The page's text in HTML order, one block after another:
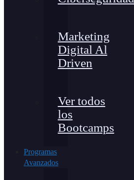
Marketing
Digital Al
Driven
Ver todos
los
Bootcamps
Programas
Avanzados